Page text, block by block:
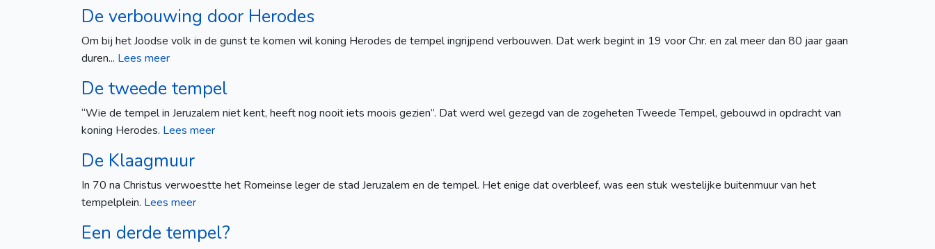
De verbouwing door Herodes
Om bij het Joodse volk in de gunst te komen wil koning Herodes de tempel ingrijpend verbouwen. Dat werk begint in 19 voor Chr. en zal meer dan 80 jaar gaan
duren... Lees meer
De tweede tempel
“Wie de tempel in Jeruzalem niet kent, heeft nog nooit iets moois gezien”. Dat werd wel gezegd van de zogeheten Tweede Tempel, gebouwd in opdracht van
koning Herodes. Lees meer
De Klaagmuur
In 70 na Christus verwoestte het Romeinse leger de stad Jeruzalem en de tempel. Het enige dat overbleef, was een stuk westelijke buitenmuur van het
tempelplein. Lees meer
Een derde tempel?